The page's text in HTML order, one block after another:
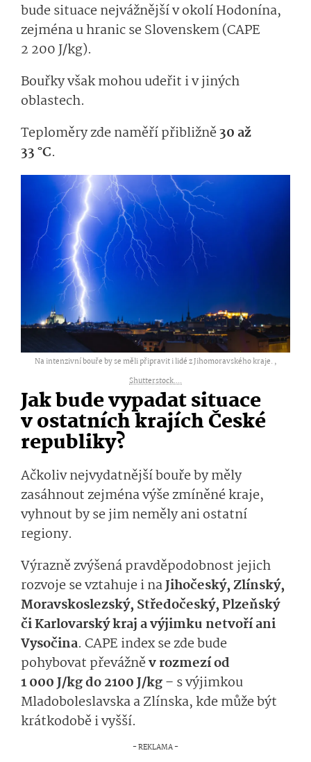
bude situace nejvážnější v okolí Hodonína,
zejména u hranic se Slovenskem (CAPE
2 200 J/kg).
Bouřky však mohou udeřit i v jiných
oblastech.
Teploměry zde naměří přibližně30 až
33 °C.
Na intenzivní bouře by se měli připravit i lidé z Jihomoravského kraje. ,
Shutterstock....
Jak bude vypadat situace
v ostatních krajích České
republiky?
Ačkoliv nejvydatnější bouře by měly
zasáhnout zejména výše zmíněné kraje,
vyhnout by se jim neměly ani ostatní
regiony.
Výrazně zvýšená pravděpodobnost jejich
rozvoje se vztahuje i naJihočeský, Zlínský,
Moravskoslezský, Středočeský, Plzeňský
či Karlovarský kraj a výjimku netvoří ani
Vysočina. CAPE index se zde bude
pohybovat převážněv rozmezí od
1 000 J/kg do 2100 J/kg– s výjimkou
Mladoboleslavska a Zlínska, kde může být
krátkodobě i vyšší.